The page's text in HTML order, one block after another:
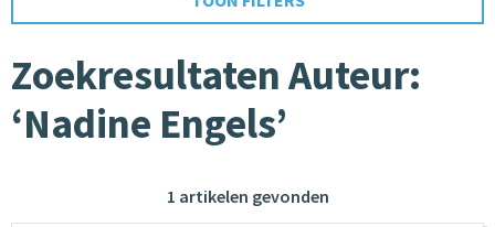
Zoekresultaten Auteur:
‘Nadine Engels’
1 artikelen gevonden